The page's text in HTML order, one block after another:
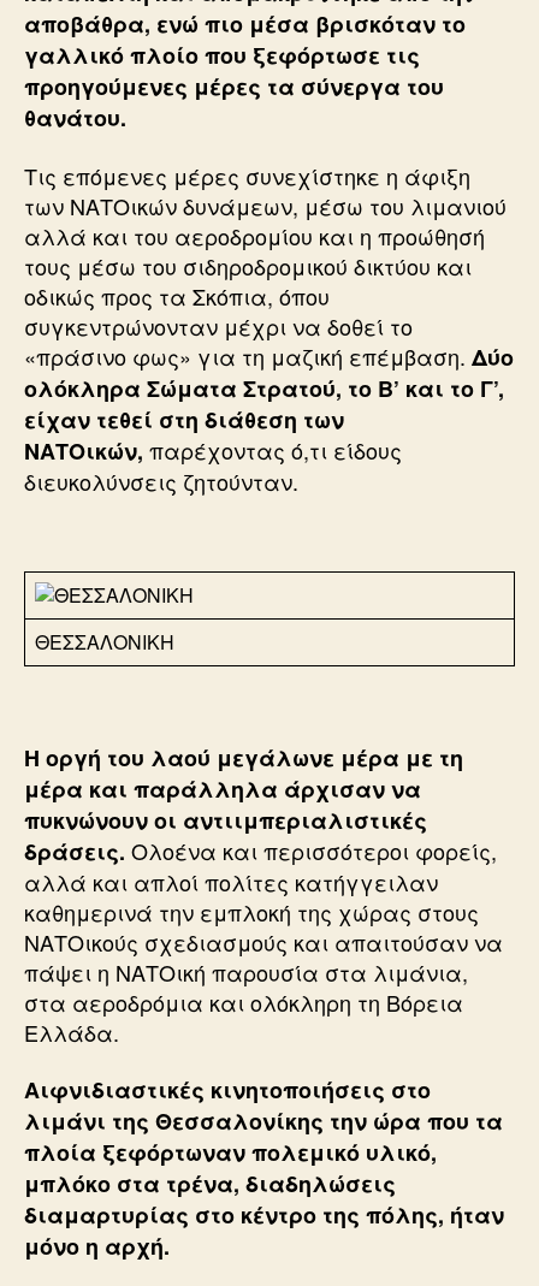
αποβάθρα, ενώ πιο μέσα βρισκόταν το
γαλλικό πλοίο που ξεφόρτωσε τις
προηγούμενες μέρες τα σύνεργα του
θανάτου.
Τις επόμενες μέρες συνεχίστηκε η άφιξη
των ΝΑΤΟικών δυνάμεων, μέσω του λιμανιού
αλλά και του αεροδρομίου και η προώθησή
τους μέσω του σιδηροδρομικού δικτύου και
οδικώς προς τα Σκόπια, όπου
συγκεντρώνονταν μέχρι να δοθεί το
«πράσινο φως» για τη μαζική επέμβαση. Δύο
ολόκληρα Σώματα Στρατού, το Β’ και το Γ’,
είχαν τεθεί στη διάθεση των
ΝΑΤΟικών, παρέχοντας ό,τι είδους
διευκολύνσεις ζητούνταν.
ΘΕΣΣΑΛΟΝΙΚΗ
Η οργή του λαού μεγάλωνε μέρα με τη
μέρα και παράλληλα άρχισαν να
πυκνώνουν οι αντιιμπεριαλιστικές
δράσεις. Ολοένα και περισσότεροι φορείς,
αλλά και απλοί πολίτες κατήγγειλαν
καθημερινά την εμπλοκή της χώρας στους
ΝΑΤΟικούς σχεδιασμούς και απαιτούσαν να
πάψει η ΝΑΤΟική παρουσία στα λιμάνια,
στα αεροδρόμια και ολόκληρη τη Βόρεια
Ελλάδα.
Αιφνιδιαστικές κινητοποιήσεις στο
λιμάνι της Θεσσαλονίκης την ώρα που τα
πλοία ξεφόρτωναν πολεμικό υλικό,
μπλόκο στα τρένα, διαδηλώσεις
διαμαρτυρίας στο κέντρο της πόλης, ήταν
μόνο η αρχή.